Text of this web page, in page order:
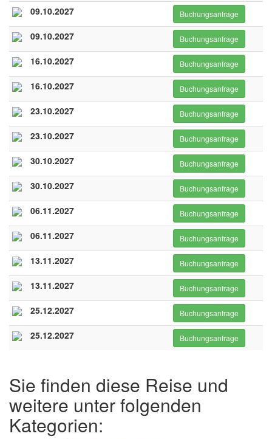
09.10.2027 Buchungsanfrage
09.10.2027 Buchungsanfrage
16.10.2027 Buchungsanfrage
16.10.2027 Buchungsanfrage
23.10.2027 Buchungsanfrage
23.10.2027 Buchungsanfrage
30.10.2027 Buchungsanfrage
30.10.2027 Buchungsanfrage
06.11.2027 Buchungsanfrage
06.11.2027 Buchungsanfrage
13.11.2027 Buchungsanfrage
13.11.2027 Buchungsanfrage
25.12.2027 Buchungsanfrage
25.12.2027 Buchungsanfrage
Sie finden diese Reise und
weitere unter folgenden
Kategorien: